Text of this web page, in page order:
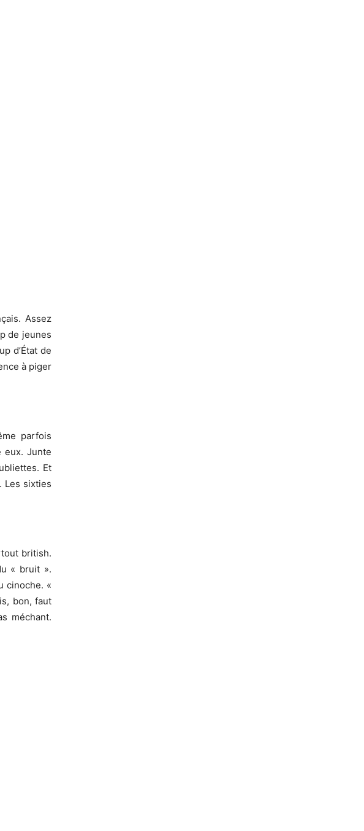
Assez
de jeunes
d’État de
à piger
parfois
eux. Junte
Et
Les sixties
british.
« bruit ».
cinoche. «
bon, faut
méchant.